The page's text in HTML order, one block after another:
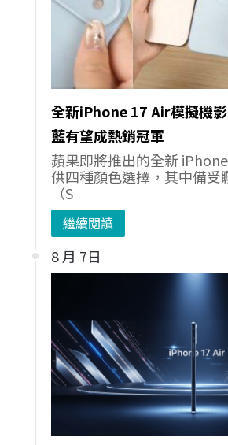
全新iPhone 17 Air模擬機
藍有望成熱銷冠軍
蘋果即將推出的全新
供四種顏色選擇，其中備受
（S
繼續閱讀
8 月 7日